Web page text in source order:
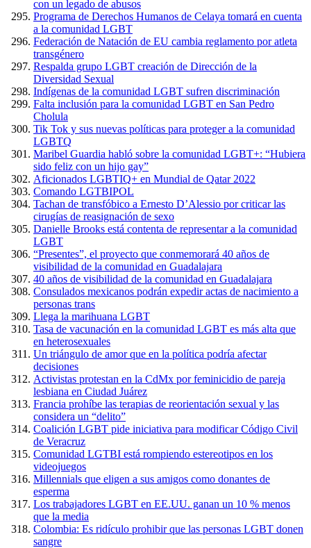
con un legado de abusos
Programa de Derechos Humanos de Celaya tomará en cuenta
a la comunidad LGBT
Federación de Natación de EU cambia reglamento por atleta
transgénero
Respalda grupo LGBT creación de Dirección de la
Diversidad Sexual
Indígenas de la comunidad LGBT sufren discriminación
Falta inclusión para la comunidad LGBT en San Pedro
Cholula
Tik Tok y sus nuevas políticas para proteger a la comunidad
LGBTQ
Maribel Guardia habló sobre la comunidad LGBT+: “Hubiera
sido feliz con un hijo gay”
Aficionados LGBTIQ+ en Mundial de Qatar 2022
Comando LGTBIPOL
Tachan de transfóbico a Ernesto D’Alessio por criticar las
cirugías de reasignación de sexo
Danielle Brooks está contenta de representar a la comunidad
LGBT
“Presentes”, el proyecto que conmemorará 40 años de
visibilidad de la comunidad en Guadalajara
40 años de visibilidad de la comunidad en Guadalajara
Consulados mexicanos podrán expedir actas de nacimiento a
personas trans
Llega la marihuana LGBT
Tasa de vacunación en la comunidad LGBT es más alta que
en heterosexuales
Un triángulo de amor que en la política podría afectar
decisiones
Activistas protestan en la CdMx por feminicidio de pareja
lesbiana en Ciudad Juárez
Francia prohíbe las terapias de reorientación sexual y las
considera un “delito”
Coalición LGBT pide iniciativa para modificar Código Civil
de Veracruz
Comunidad LGTBI está rompiendo estereotipos en los
videojuegos
Millennials que eligen a sus amigos como donantes de
esperma
Los trabajadores LGBT en EE.UU. ganan un 10 % menos
que la media
Colombia: Es ridículo prohibir que las personas LGBT donen
sangre